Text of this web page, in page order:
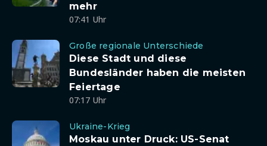
mehr
07:41 Uhr
Große regionale Unterschiede
Diese Stadt und diese
Bundesländer haben die meisten
Feiertage
07:17 Uhr
Ukraine-Krieg
Moskau unter Druck: US-Senat